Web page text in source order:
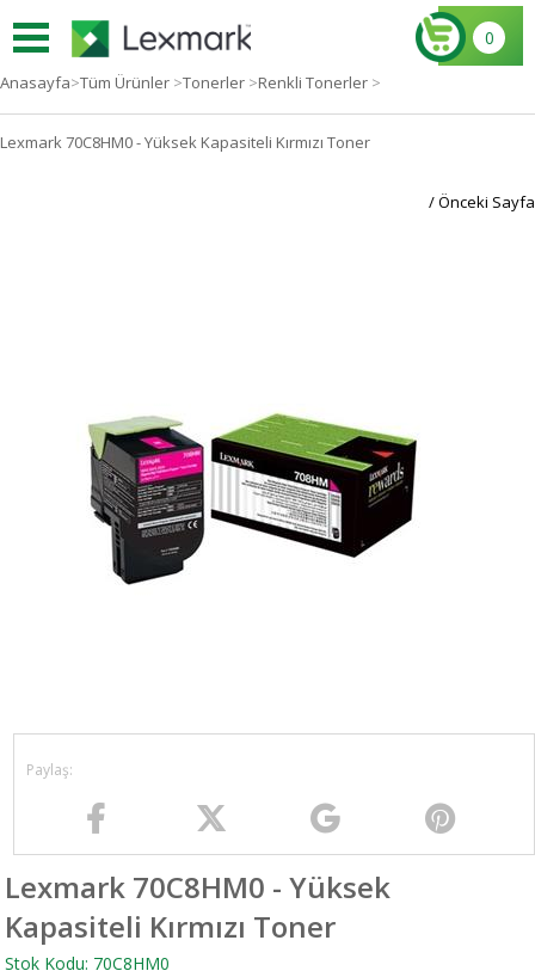
0
Anasayfa>Tüm Ürünler >Tonerler >Renkli Tonerler >
Lexmark 70C8HM0 - Yüksek Kapasiteli Kırmızı Toner
/ Önceki Sayfa
Lexmark 70C8HM0 - Yüksek
Kapasiteli Kırmızı Toner
Stok Kodu: 70C8HM0